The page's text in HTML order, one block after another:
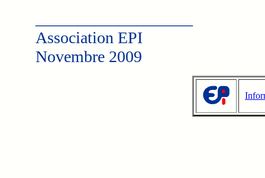
Association EPI
Novembre 2009